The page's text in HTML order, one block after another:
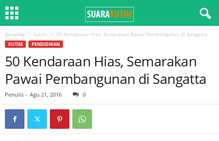
Beranda kutim 50 Kendaraan Hias, Semarakan Pawai Pembangunan di Sangatta
KUTIM PENDIDIKAN
50 Kendaraan Hias, Semarakan
Pawai Pembangunan di Sangatta
Penulis - Agu 21, 2016 0